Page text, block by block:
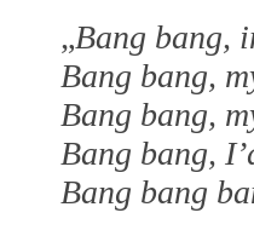
„Bang bang,
Bang bang,
Bang bang,
Bang bang,
Bang bang